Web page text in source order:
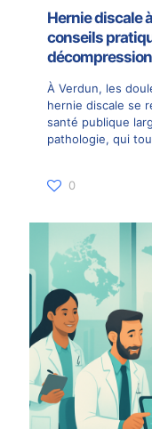
Hernie discale
conseils
À Verdun, les
hernie discale se
santé publique
pathologie, qui
0